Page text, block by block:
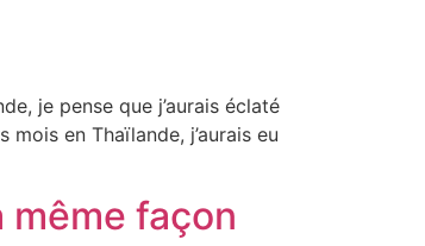
je pense que j’aurais éclaté
en Thaïlande, j’aurais eu
façon